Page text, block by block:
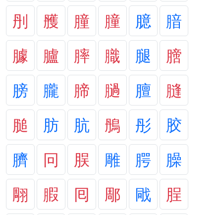
刐
雘 朣 膧 臆
腤
臄
臚 膟 膱 腿
膪
膀
朧 腣 膼 膻
膖
膇
肪 肮 鴅 彤
胶
臍
冋 脵 雕 腭
臊
翢
腵 囘 郮 戙
脭